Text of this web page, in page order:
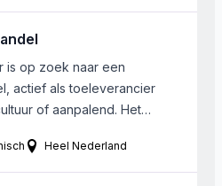
in de regio Noord Brabant,
Zuid-Holland, Noord-
is op zoek naar een
actief als toeleverancier
of aanpalend. Het
per jaar. Locatie:
maar moet
Heel Nederland